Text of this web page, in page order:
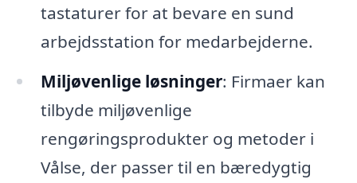
tastaturer for at bevare en sund
arbejdsstation for medarbejderne.
Miljøvenlige løsninger: Firmaer kan
tilbyde miljøvenlige
rengøringsprodukter og metoder i
Vålse, der passer til en bæredygtig